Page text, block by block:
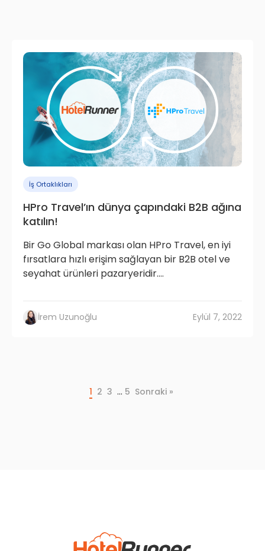
İş Ortaklıkları
HPro Travel’ın dünya çapındaki B2B ağına
katılın!
Bir Go Global markası olan HPro Travel, en iyi
fırsatlara hızlı erişim sağlayan bir B2B otel ve
seyahat ürünleri pazaryeridir....
İrem Uzunoğlu Eylül 7, 2022
1 2 3 … 5 Sonraki »